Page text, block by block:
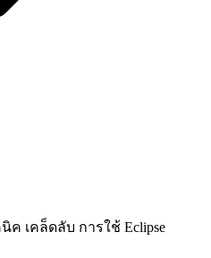
นิค เคล็ดลับ การใช้ Eclipse